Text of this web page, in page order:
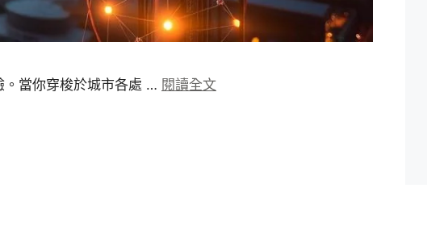
。當你穿梭於城市各處 … 閱讀全文